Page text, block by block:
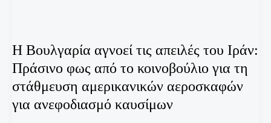
Η Βουλγαρία αγνοεί τις απειλές του Ιράν:
Πράσινο φως από το κοινοβούλιο για τη
στάθμευση αμερικανικών αεροσκαφών
για ανεφοδιασμό καυσίμων